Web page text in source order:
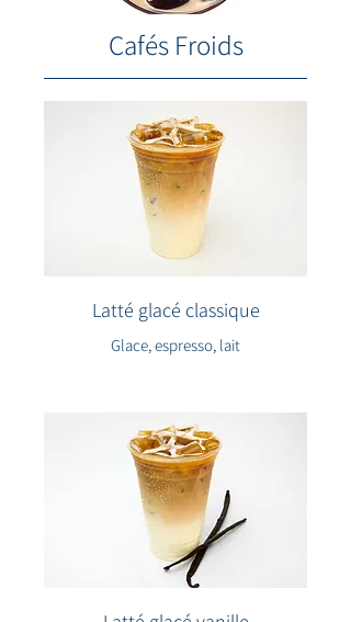
Cafés Froids
Latté glacé classique
Glace, espresso, lait